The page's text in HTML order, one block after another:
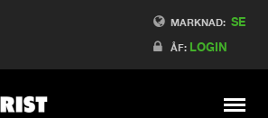
MARKNAD: SE
ÅF: LOGIN
Meny